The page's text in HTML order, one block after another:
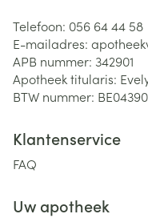
Telefoon: 056 64 44 58
E-mailadres:
APB nummer: 342901
Apotheek titularis:
BTW nummer:
Klantenservice
FAQ
Uw apotheek